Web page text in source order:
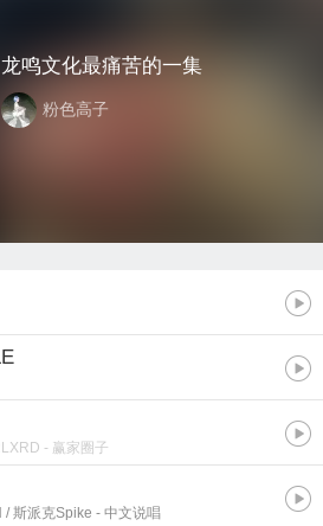
龙鸣文化最痛苦的一集
粉色高子
- 赢家圈子
/ 斯派克Spike - 中文说唱